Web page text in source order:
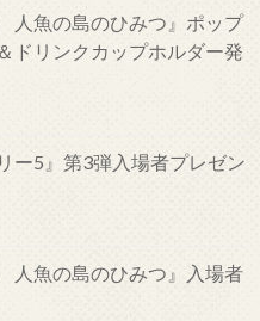
人魚の島のひみつ』ポップ
ドリンクカップホルダー発
ー5』第3弾入場者プレゼン
人魚の島のひみつ』入場者